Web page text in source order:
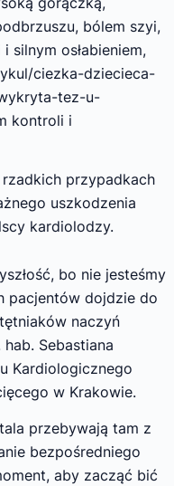
bólem szyi,
silnym osłabieniem,
ciezka-dziecieca-
tez-u-
kontroli i
przypadkach
uszkodzenia
kardiolodzy.
bo nie jesteśmy
pacjentów dojdzie do
naczyń
Sebastiana
Kardiologicznego
w Krakowie.
przebywają tam z
bezpośredniego
aby zacząć bić